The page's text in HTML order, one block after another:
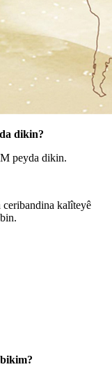
dikin?
peyda dikin.
kalîteyê